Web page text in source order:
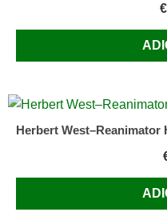
€
Herbert West–Reanimator